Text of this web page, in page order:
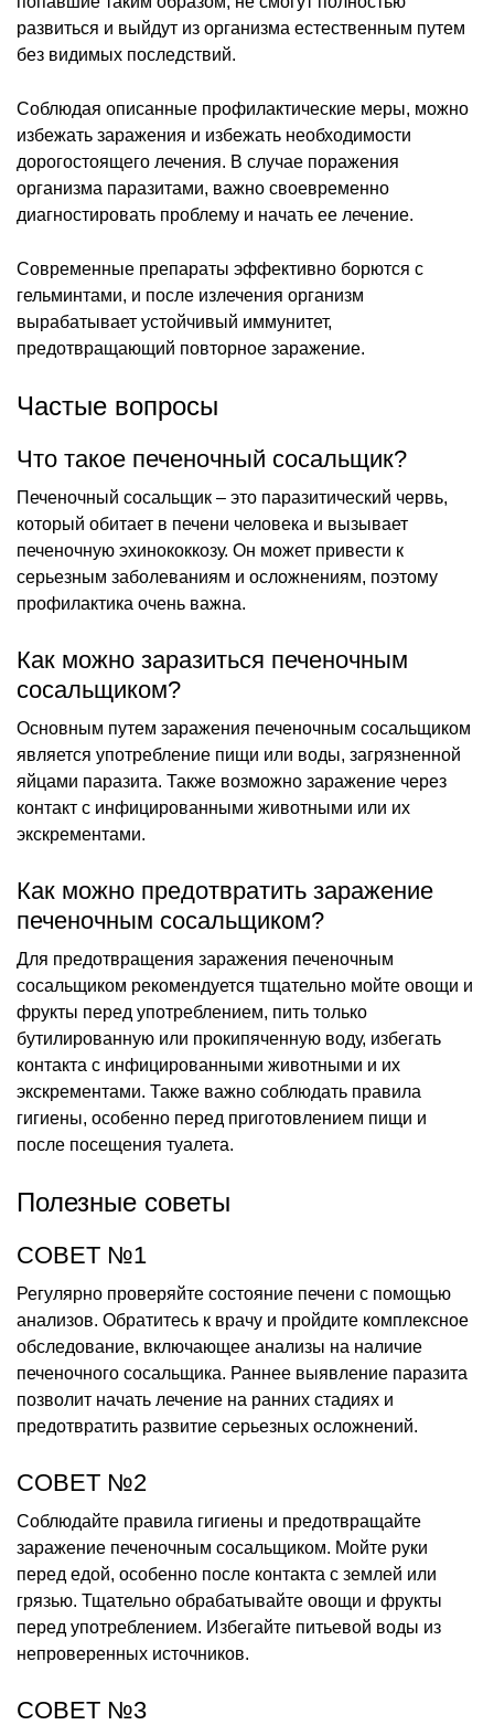
развиться и выйдут из организма естественным путем
без видимых последствий.
Соблюдая описанные профилактические меры, можно
избежать заражения и избежать необходимости
дорогостоящего лечения. В случае поражения
организма паразитами, важно своевременно
диагностировать проблему и начать ее лечение.
Современные препараты эффективно борются с
гельминтами, и после излечения организм
вырабатывает устойчивый иммунитет,
предотвращающий повторное заражение.
Частые вопросы
Что такое печеночный сосальщик?
Печеночный сосальщик – это паразитический червь,
который обитает в печени человека и вызывает
печеночную эхинококкозу. Он может привести к
серьезным заболеваниям и осложнениям, поэтому
профилактика очень важна.
Как можно заразиться печеночным
сосальщиком?
Основным путем заражения печеночным сосальщиком
является употребление пищи или воды, загрязненной
яйцами паразита. Также возможно заражение через
контакт с инфицированными животными или их
экскрементами.
Как можно предотвратить заражение
печеночным сосальщиком?
Для предотвращения заражения печеночным
сосальщиком рекомендуется тщательно мойте овощи и
фрукты перед употреблением, пить только
бутилированную или прокипяченную воду, избегать
контакта с инфицированными животными и их
экскрементами. Также важно соблюдать правила
гигиены, особенно перед приготовлением пищи и
после посещения туалета.
Полезные советы
СОВЕТ №1
Регулярно проверяйте состояние печени с помощью
анализов. Обратитесь к врачу и пройдите комплексное
обследование, включающее анализы на наличие
печеночного сосальщика. Раннее выявление паразита
позволит начать лечение на ранних стадиях и
предотвратить развитие серьезных осложнений.
СОВЕТ №2
Соблюдайте правила гигиены и предотвращайте
заражение печеночным сосальщиком. Мойте руки
перед едой, особенно после контакта с землей или
грязью. Тщательно обрабатывайте овощи и фрукты
перед употреблением. Избегайте питьевой воды из
непроверенных источников.
СОВЕТ №3